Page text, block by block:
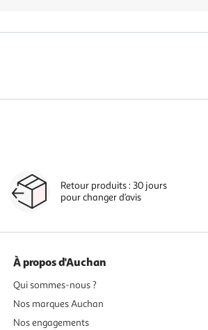
Retour produits : 30 jours
pour changer d’avis
À propos d'Auchan
Qui sommes-nous ?
Nos marques Auchan
Nos engagements